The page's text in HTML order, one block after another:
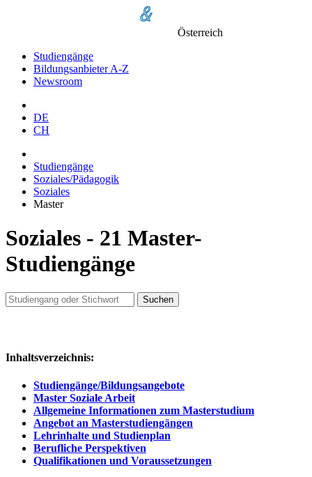
Österreich
Studiengänge
Bildungsanbieter A-Z
Newsroom
DE
CH
Studiengänge
Soziales/Pädagogik
Soziales
Master
Soziales - 21 Master-
Studiengänge
Suchen
Inhaltsverzeichnis:
Studiengänge/Bildungsangebote
Master Soziale Arbeit
Allgemeine Informationen zum Masterstudium
Angebot an Masterstudiengängen
Lehrinhalte und Studienplan
Berufliche Perspektiven
Qualifikationen und Voraussetzungen